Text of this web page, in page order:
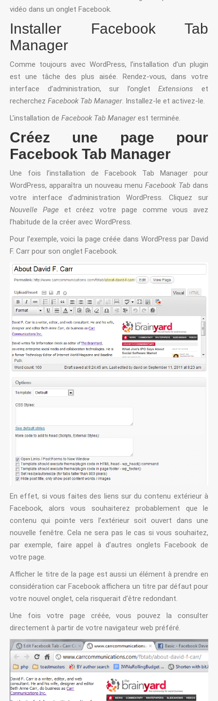
vidéo dans un onglet Facebook.
Installer Facebook Tab
Manager
Comme toujours avec WordPress, l’installation d’un plugin
est une tâche des plus aisée. Rendez-vous, dans votre
interface d’administration, sur l’ongletExtensions et
recherchez Facebook Tab Manager. Installez-le et activez-le.
L’installation de Facebook Tab Managerest terminée.
Créez une page pour
Facebook Tab Manager
Une fois l’installation de Facebook Tab Manager pour
WordPress, apparaîtra un nouveau menuFacebook Tabdans
votre interface d’administration WordPress. Cliquez sur
Nouvelle Page et créez votre page comme vous avez
l’habitude de la créer avec WordPress.
Pour l’exemple, voici la page créée dans WordPress par David
F. Carr pour son onglet Facebook.
En effet, si vous faites des liens sur du contenu extérieur à
Facebook, alors vous souhaiterez probablement que le
contenu qui pointe vers l’extérieur soit ouvert dans une
nouvelle fenêtre. Cela ne sera pas le cas si vous souhaitez,
par exemple, faire appel à d’autres onglets Facebook de
votre page.
Afficher le titre de la page est aussi un élément à prendre en
considération car Facebook affichera un titre par défaut pour
votre nouvel onglet, cela risquerait d’être redondant.
Une fois votre page créée, vous pouvez la consulter
directement à partir de votre navigateur web préféré.